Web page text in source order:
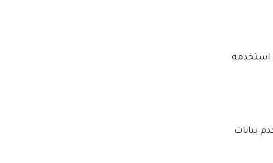
استخدمه
بيانات